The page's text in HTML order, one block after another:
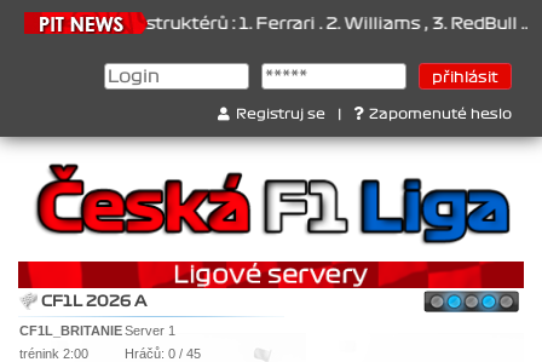
Pohár konstruktérů : 1. Ferrari . 2. Williams , 3. RedBull .....
Registruj se Zapomenuté heslo
CF1L 2026 A
CF1L_BRITANIEServer 1
trénink 2:00
Hráčů: 0 / 45